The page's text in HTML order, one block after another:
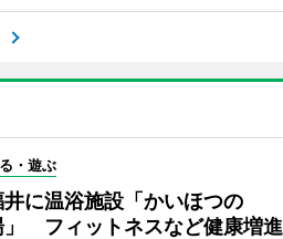
・遊ぶ
井に温浴施設「かいほつの
」 フィットネスなど健康増進